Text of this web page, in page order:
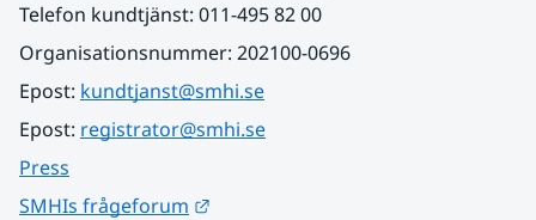
Telefon kundtjänst: 011-495 82 00
Organisationsnummer: 202100-0696
Epost: kundtjanst@smhi.se
Epost: registrator@smhi.se
Press
SMHIs frågeforum